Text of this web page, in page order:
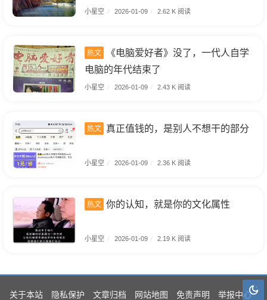
小星空 / 2026-01-09 / 2.62 K 阅读
热文
《电脑爱好者》没了，一代人自学
电脑的年代结束了
小星空 / 2026-01-09 / 2.43 K 阅读
热文 真正值钱的，是别人不想干的部分
小星空 / 2026-01-09 / 2.36 K 阅读
热文 你的认知，就是你的文化属性
小星空 / 2026-01-09 / 2.19 K 阅读
关于本站 隐私保护 文章归档 网站地图 免责声明 举报中心